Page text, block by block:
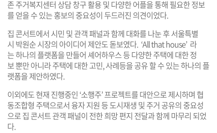
존 주거복지센터 상담 창구 활용 및 다양한 어플을 통해 필요한 정보
를 얻을 수 있는 홍보의 중요성이 두드러진 의견이었다.
집 콘서트에서 시민 및 관객 패널과 함께 대화를 나눈 후 서울특별
시 박원순 시장의 아이디어 제안도 돋보였다. ‘All that house’ 라
는 하나의 플랫폼을 만들어 셰어하우스 등 다양한 주택에 대한 정
보 뿐만 아니라 주택에 대한 고민, 사례등을 공유 할 수 있는 하나의 플
랫폼을 제안하였다.
이외에도 현재 진행중인 ‘소행주’ 프로젝트를 대안으로 제시하며 협
동조합형 주택으로서 융자 지원 등 도시재생 및 주거 공유의 중요성
으로 집 콘서트 관객 패널이 전한 희망 편지 전달과 함께 마무리 되었
다.